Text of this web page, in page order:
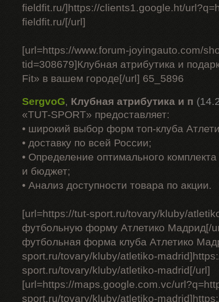
fieldfit.ru/]https://clients1.google.ht/
fieldfit.ru/[/url]
[url=https://www.forum-joyingauto.com/
tid=308679]Клубная атрибутика и
Fit» в вашем городе[/url] 65_5896
SergvoG, Клубная атрибутика и п
«TUT-SPORT» предоставляет:
• широкий выбор форм топ-клуба
• доставку по всей России;
• Определение оптимального
и бюджет;
• Анализ доступности товара по акции.
[url=https://tut-sport.ru/tovary/kluby/
футбольную форму Атлетико Мадрид[/
футбольная форма клуба Атлетико
sport.ru/tovary/kluby/atletiko-
sport.ru/tovary/kluby/atletiko-madrid[/url]
[url=https://maps.google.com.vc/
sport.ru/tovary/kluby/atletiko-